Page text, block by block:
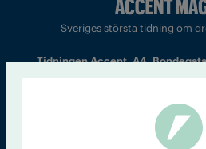
Sveriges största tidning om
Tidningen Accent, A4,
Chefredaktör och ansvarig